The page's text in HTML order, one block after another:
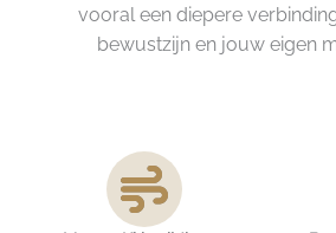
vooral een diepere
bewustzijn en jouw eigen